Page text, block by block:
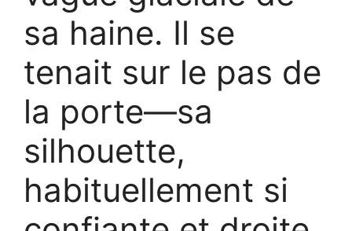
sa haine. Il se
tenait sur le pas de
la porte—sa
silhouette,
habituellement si